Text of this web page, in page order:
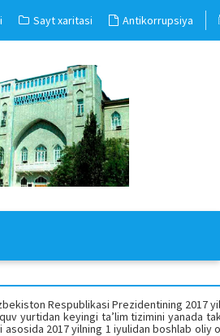
Sayt xaritasi Antikorrupsiya
Respublikasi Prezidentining 2017 yil
yurtidan keyingi ta’lim tizimini yanada
asosida 2017 yilning 1 iyulidan boshlab oliy